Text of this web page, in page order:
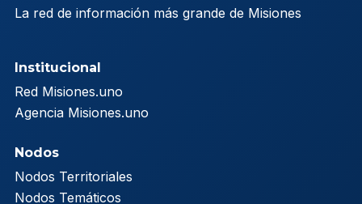
La red de información más grande de Misiones
Institucional
Red Misiones.uno
Agencia Misiones.uno
Nodos
Nodos Territoriales
Nodos Temáticos